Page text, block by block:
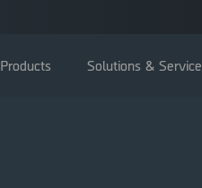
Products Solutions &